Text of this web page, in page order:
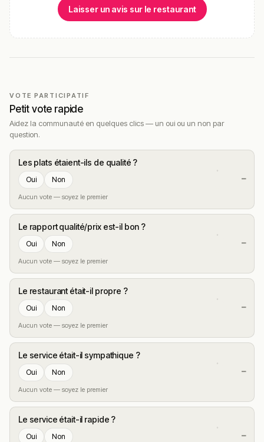
Laisser un avis sur le restaurant
VOTE PARTICIPATIF
Petit vote rapide
Aidez la communauté en quelques clics — un oui ou un non par
question.
Les plats étaient-ils de qualité ?
Oui Non
Aucun vote — soyez le premier
—
Le rapport qualité/prix est-il bon ?
Oui Non
Aucun vote — soyez le premier
—
Le restaurant était-il propre ?
Oui Non
Aucun vote — soyez le premier
—
Le service était-il sympathique ?
Oui Non
Aucun vote — soyez le premier
—
Le service était-il rapide ?
Oui Non —